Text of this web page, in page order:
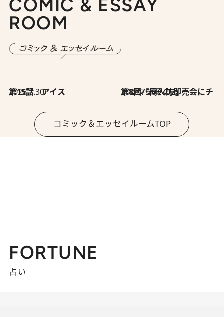
COMIC & ESSAY
ROOM
2026.7.30
第15話 アイス 2026.7.30
第8回「同人誌即売会にチャレンジ その2」
コミック＆エッセイルームTOP
FORTUNE
占い